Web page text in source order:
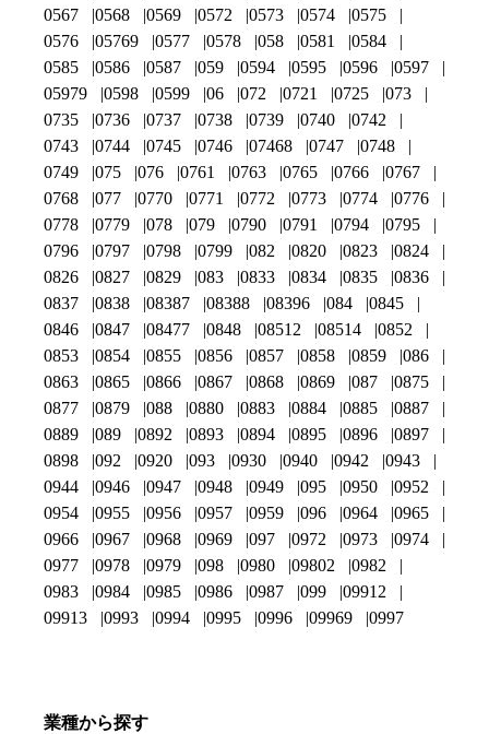
0567
0568 0569 0572 0573 0574
0575
0576
05769 0577 0578 058 0581
0584
0585
0586 0587 059 0594 0595 0596
0597
05979
0598 0599 06 072 0721 0725
073
0735
0736 0737 0738 0739 0740
0742
0743
0744 0745 0746 07468 0747
0748
0749
075 076 0761 0763 0765 0766
0767
0768
077 0770 0771 0772 0773 0774
0776
0778
0779 078 079 0790 0791 0794
0795
0796
0797 0798 0799 082 0820 0823
0824
0826
0827 0829 083 0833 0834 0835
0836
0837
0838 08387 08388 08396 084
0845
0846
0847 08477 0848 08512 08514
0852
0853
0854 0855 0856 0857 0858 0859
086
0863
0865 0866 0867 0868 0869 087
0875
0877
0879 088 0880 0883 0884 0885
0887
0889
089 0892 0893 0894 0895 0896
0897
0898
092 0920 093 0930 0940 0942
0943
0944
0946 0947 0948 0949 095 0950
0952
0954
0955 0956 0957 0959 096 0964
0965
0966
0967 0968 0969 097 0972 0973
0974
0977
0978 0979 098 0980 09802
0982
0983
0984 0985 0986 0987 099
09912
09913
0993 0994 0995 0996 09969 0997
業種から探す